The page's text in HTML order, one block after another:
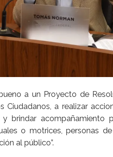
a un Proyecto de
Ciudadanos, a realizar
y brindar
o motrices, personas
al público”.